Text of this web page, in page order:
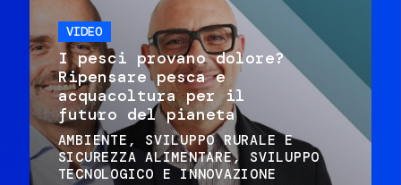
VIDEO
I pesci provano dolore?
Ripensare pesca e
acquacoltura per il
futuro del pianeta
AMBIENTE
SVILUPPO RURALE E
SICUREZZA ALIMENTARE
SVILUPPO
TECNOLOGICO E INNOVAZIONE